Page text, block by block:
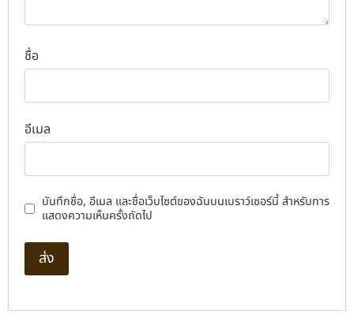
ชื่อ
อีเมล
บันทึกชื่อ, อีเมล และชื่อเว็บไซต์ของฉันบนเบราว์เซอร์นี้ สำหรับการ
แสดงความเห็นครั้งถัดไป